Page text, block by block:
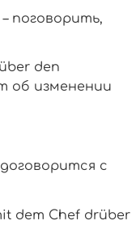
– поговорить,
den
об изменении
договорится с
dem Chef drüber